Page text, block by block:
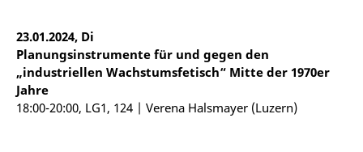
23.01.2024, Di
Planungsinstrumente für und gegen den
„industriellen Wachstumsfetisch“ Mitte der 1970er
Jahre
18:00-20:00, LG1, 124 | Verena Halsmayer (Luzern)